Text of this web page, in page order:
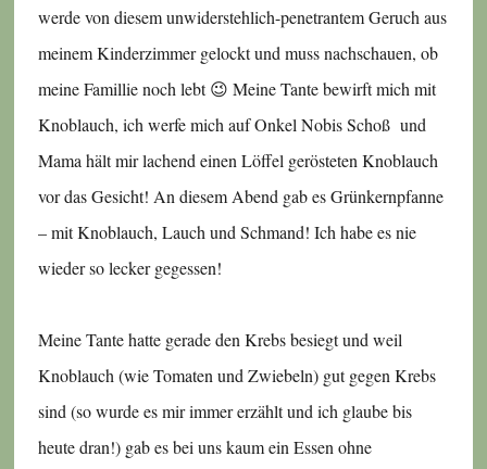
werde von diesem unwiderstehlich-penetrantem Geruch aus
meinem Kinderzimmer gelockt und muss nachschauen, ob
meine Famillie noch lebt 😉 Meine Tante bewirft mich mit
Knoblauch, ich werfe mich auf Onkel Nobis Schoß und
Mama hält mir lachend einen Löffel gerösteten Knoblauch
vor das Gesicht! An diesem Abend gab es Grünkernpfanne
– mit Knoblauch, Lauch und Schmand! Ich habe es nie
wieder so lecker gegessen!
Meine Tante hatte gerade den Krebs besiegt und weil
Knoblauch (wie Tomaten und Zwiebeln) gut gegen Krebs
sind (so wurde es mir immer erzählt und ich glaube bis
heute dran!) gab es bei uns kaum ein Essen ohne